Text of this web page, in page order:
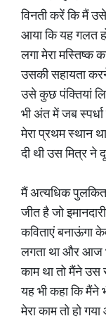
विनती करें कि मैं
आया कि यह गलत
लगा मेरा मस्तिष्क
उसकी सहायता
उसे कुछ पंक्तियां
भी अंत में जब
मेरा प्रथम स्थान
दी थी उस मित्र ने
मैं अत्यधिक पुलकित
जीत है जो
कविताएं बनाऊंगा
लगता था और आज
काम था तो मैंने
यह भी कहा कि मैंने
मेरा काम तो हो